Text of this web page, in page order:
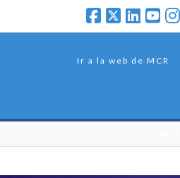
Ir a la web de MCR